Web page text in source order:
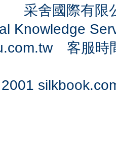
采舍國際有
Knowledge
客服時